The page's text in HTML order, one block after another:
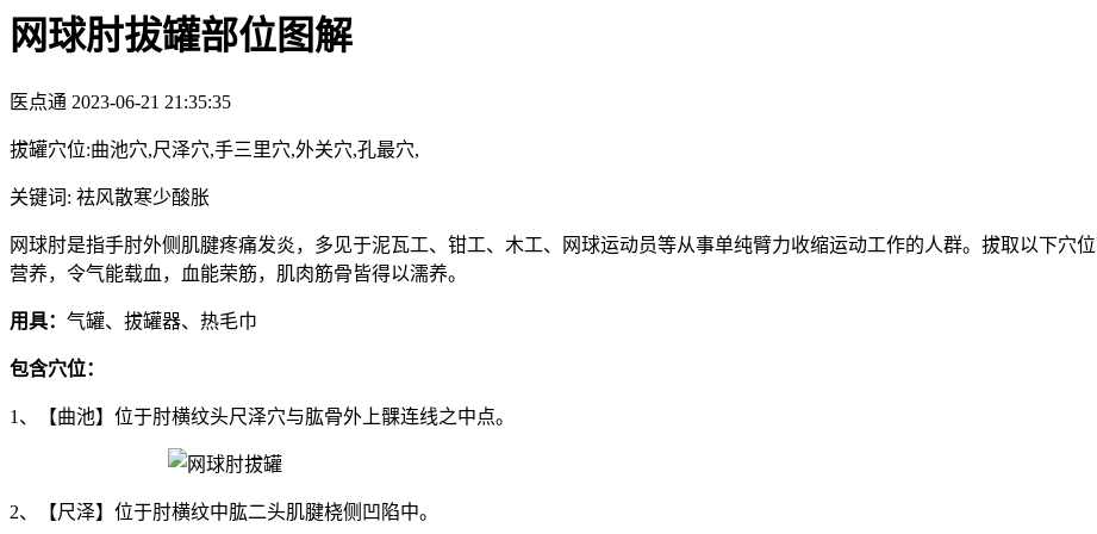
网球肘拔罐部位图解
医点通 2023-06-21 21:35:35
拔罐穴位:曲池穴,尺泽穴,手三里穴,外关穴,孔最穴,
关键词: 祛风散寒少酸胀
网球肘是指手肘外侧肌腱疼痛发炎，多见于泥瓦工、钳工、木工、网球运动员等从事单纯臂力收缩运动工作的人群。拔取以下穴
营养，令气能载血，血能荣筋，肌肉筋骨皆得以濡养。
用具： 气罐、拔罐器、热毛巾
包含穴位：
1、【曲池】位于肘横纹头尺泽穴与肱骨外上髁连线之中点。
2、【尺泽】位于肘横纹中肱二头肌腱桡侧凹陷中。